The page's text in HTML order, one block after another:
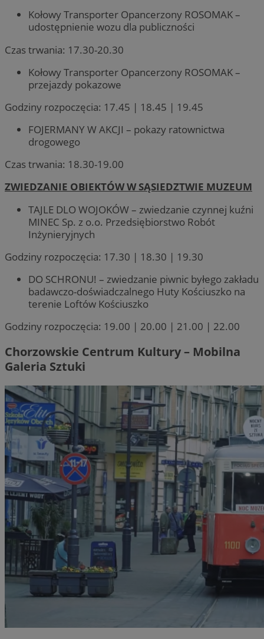
Kołowy Transporter Opancerzony ROSOMAK –
udostępnienie wozu dla publiczności
Czas trwania: 17.30-20.30
Kołowy Transporter Opancerzony ROSOMAK –
przejazdy pokazowe
Godziny rozpoczęcia: 17.45 | 18.45 | 19.45
FOJERMANY W AKCJI – pokazy ratownictwa
drogowego
Czas trwania: 18.30-19.00
ZWIEDZANIE OBIEKTÓW W SĄSIEDZTWIE MUZEUM
TAJLE DLO WOJOKÓW – zwiedzanie czynnej kuźni
MINEC Sp. z o.o. Przedsiębiorstwo Robót
Inżynieryjnych
Godziny rozpoczęcia: 17.30 | 18.30 | 19.30
DO SCHRONU! – zwiedzanie piwnic byłego zakładu
badawczo-doświadczalnego Huty Kościuszko na
terenie Loftów Kościuszko
Godziny rozpoczęcia: 19.00 | 20.00 | 21.00 | 22.00
Chorzowskie Centrum Kultury – Mobilna
Galeria Sztuki